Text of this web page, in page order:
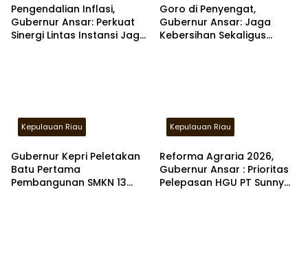
Pengendalian Inflasi,
Gubernur Ansar: Perkuat
Sinergi Lintas Instansi Jaga
Goro di Penyengat,
Gubernur Ansar: Jaga
Kebersihan Sekaligus
Kepulauan Riau
Gubernur Kepri Peletakan
Batu Pertama
Pembangunan SMKN 13
Kepulauan Riau
Reforma Agraria 2026,
Gubernur Ansar : Prioritas
Pelepasan HGU PT Sunny